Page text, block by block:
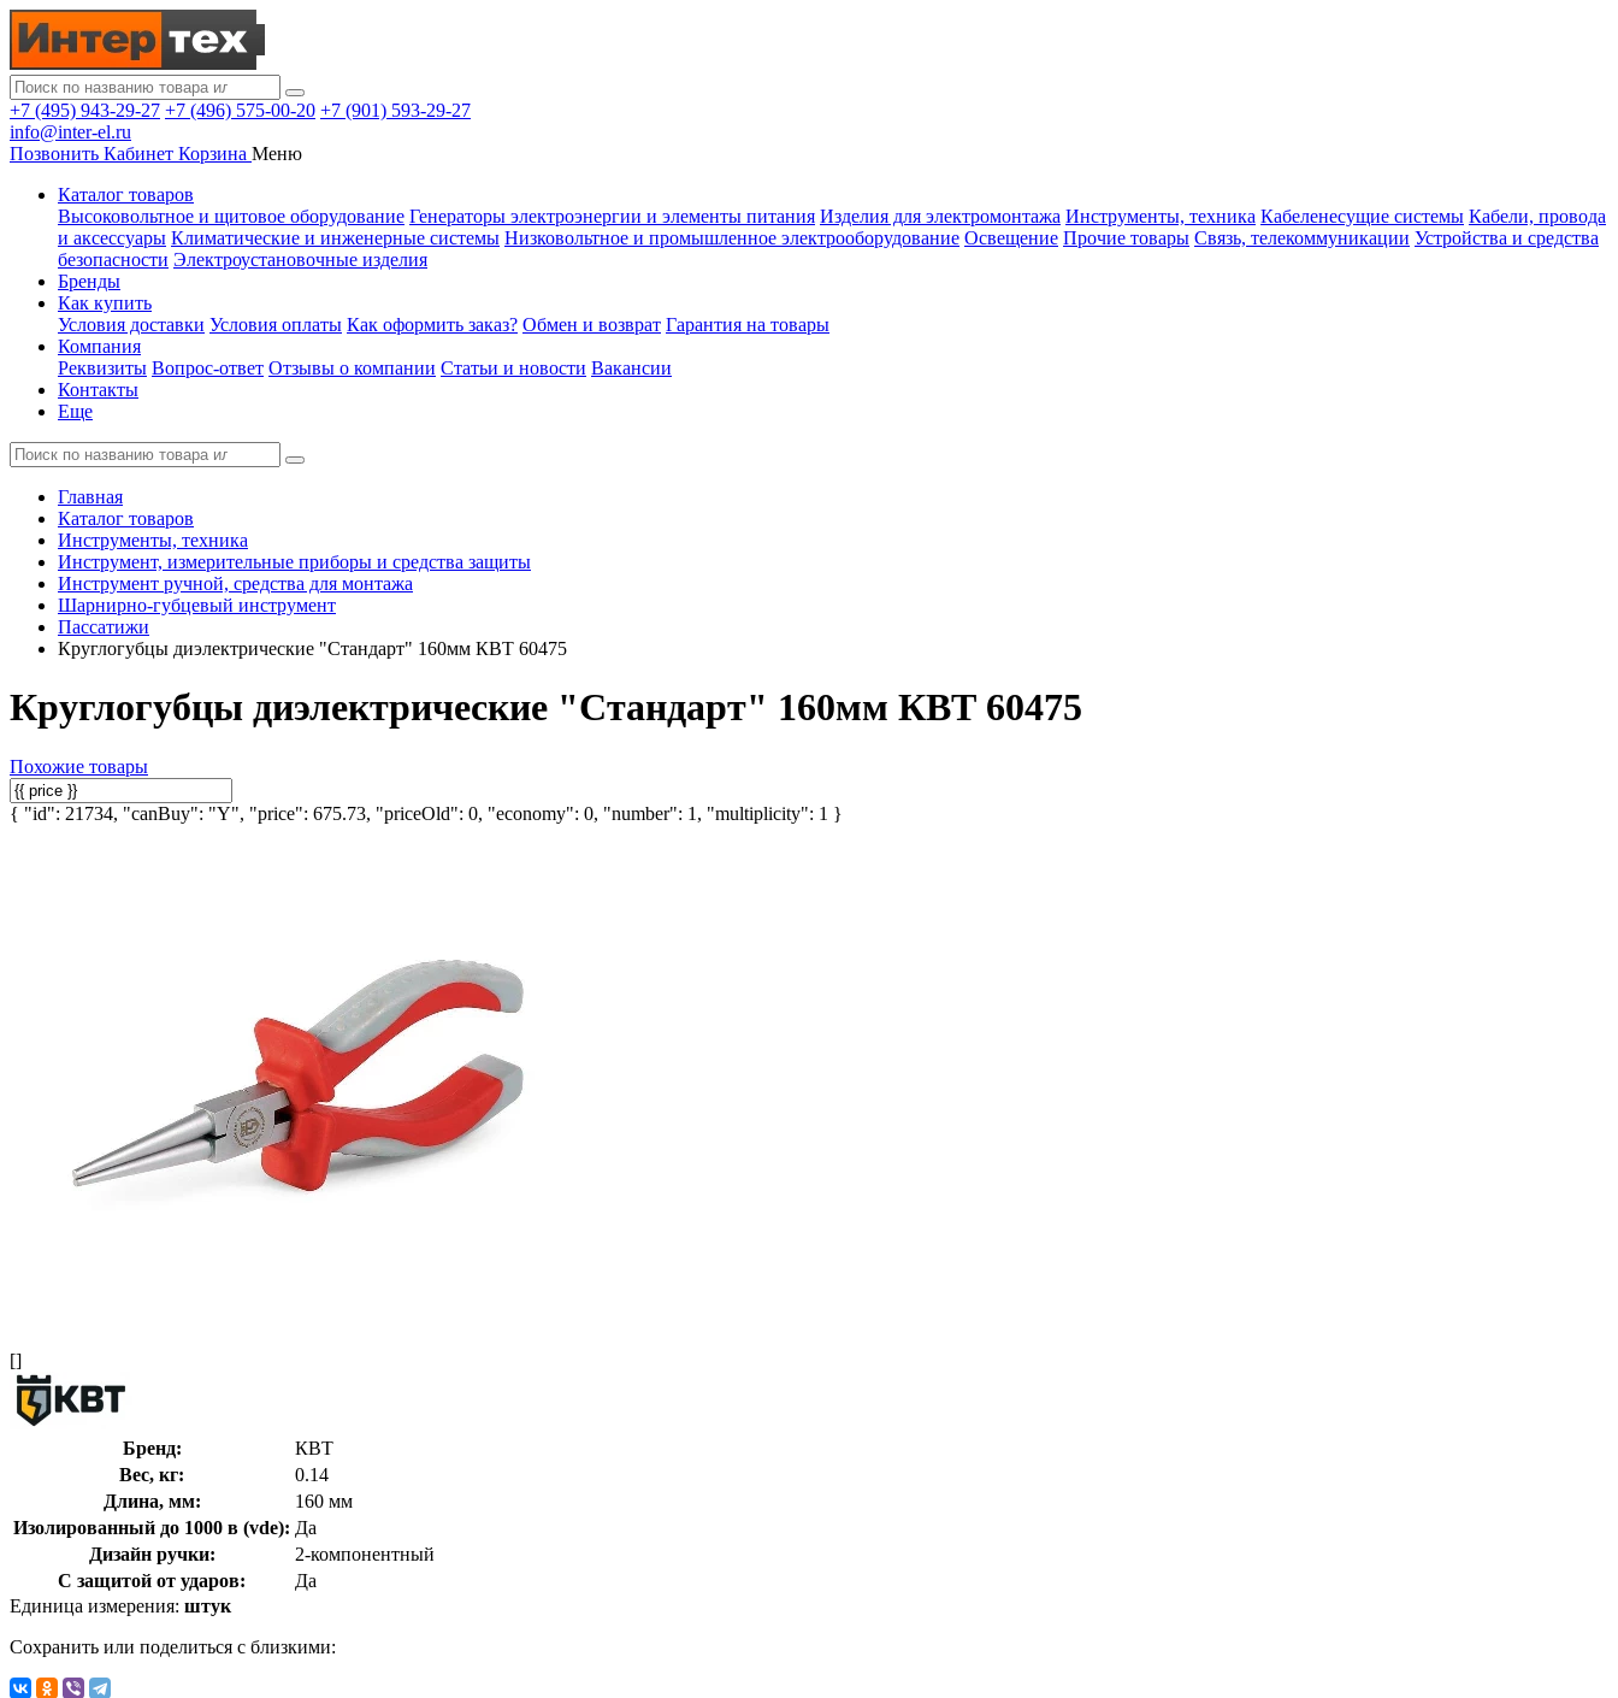
+7 (495) 943-29-27 +7 (496) 575-00-20 +7 (901) 593-29-27
info@inter-el.ru
Позвонить Кабинет Корзина Меню
Каталог товаров
Высоковольтное и щитовое оборудование Генераторы электроэнергии и элементы питания Изделия для электромонтажа Инструменты, техника Кабеленесущие системы Кабели, провода
и аксессуары Климатические и инженерные системы Низковольтное и промышленное электрооборудование Освещение Прочие товары Связь, телекоммуникации Устройства и средства
безопасности Электроустановочные изделия
Бренды
Как купить
Условия доставки Условия оплаты Как оформить заказ? Обмен и возврат Гарантия на товары
Компания
Реквизиты Вопрос-ответ Отзывы о компании Статьи и новости Вакансии
Контакты
Еще
Главная
Каталог товаров
Инструменты, техника
Инструмент, измерительные приборы и средства защиты
Инструмент ручной, средства для монтажа
Шарнирно-губцевый инструмент
Пассатижи
Круглогубцы диэлектрические "Стандарт" 160мм КВТ 60475
Круглогубцы диэлектрические "Стандарт" 160мм КВТ 60475
Похожие товары
{ "id": 21734, "canBuy": "Y", "price": 675.73, "priceOld": 0, "economy": 0, "number": 1, "multiplicity": 1 }
[]
Бренд:
КВТ
Вес, кг:
0.14
Длина, мм:
160 мм
Изолированный до 1000 в (vde): Да
Дизайн ручки:
2-компонентный
С защитой от ударов:
Да
Единица измерения: штук
Сохранить или поделиться с близкими: